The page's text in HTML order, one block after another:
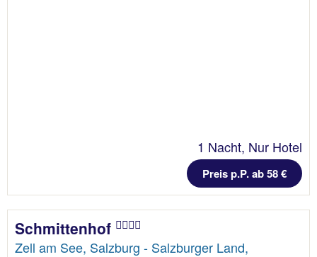
1 Nacht, Nur Hotel
Preis p.P. ab 58 €
Schmittenhof
Zell am See, Salzburg - Salzburger Land,